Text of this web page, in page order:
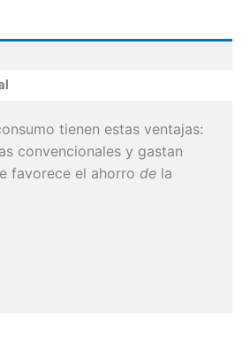
tienen estas ventajas:
convencionales y gastan
favorece el ahorro de la